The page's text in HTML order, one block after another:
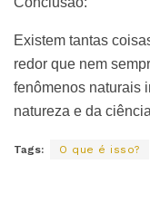
Existem tantas
redor que nem
fenômenos naturais
natureza e da
Tags: O que é isso?